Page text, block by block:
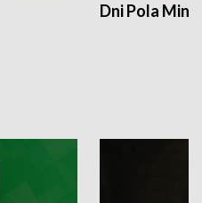
Dni Pola